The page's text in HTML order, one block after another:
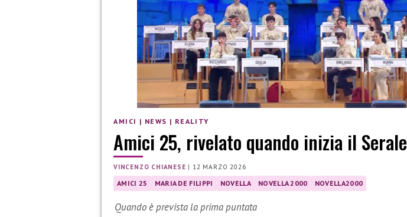
AMICI | NEWS | REALITY
Amici 25, rivelato quando inizia il Serale
VINCENZO CHIANESE | 12 MARZO 2026
AMICI 25 MARIA DE FILIPPI NOVELLA NOVELLA 2000 NOVELLA2000
Quando è prevista la prima puntata